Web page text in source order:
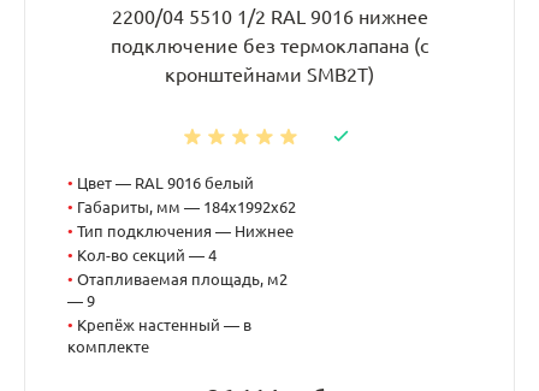
2200/04 5510 1/2 RAL 9016 нижнее
подключение без термоклапана (с
кронштейнами SMB2T)
• Цвет — RAL 9016 белый
• Габариты, мм — 184x1992x62
• Тип подключения — Нижнее
• Кол-во секций — 4
• Отапливаемая площадь, м2
— 9
• Крепёж настенный — в
комплекте